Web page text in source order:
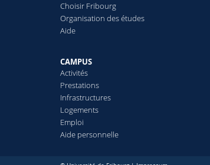
Choisir Fribourg
Organisation des études
Aide
CAMPUS
Activités
Prestations
Infrastructures
Logements
Emploi
Aide personnelle